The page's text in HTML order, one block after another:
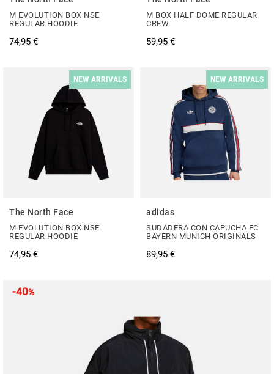
M EVOLUTION BOX NSE
REGULAR HOODIE
74,95 €
M BOX HALF DOME REGULAR
CREW
59,95 €
NEW ARRIVALS
The North Face
M EVOLUTION BOX NSE
REGULAR HOODIE
74,95 €
NEW ARRIVALS
adidas
SUDADERA CON CAPUCHA FC
BAYERN MUNICH ORIGINALS
89,95 €
-40%